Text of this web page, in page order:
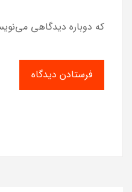
که دوباره دیدگاهی